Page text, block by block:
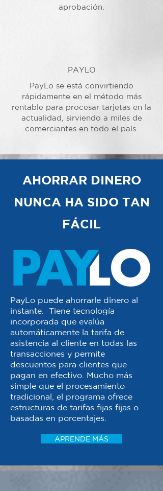
aprobación.
PAYLO
PayLo se está convirtiendo
rápidamente en el método más
rentable para procesar tarjetas en la
actualidad, sirviendo a miles de
comerciantes en todo el país.
AHORRAR DINERO
NUNCA HA SIDO TAN
FÁCIL
PayLo puede ahorrarle dinero al
instante. Tiene tecnología
incorporada que evalúa
automáticamente la tarifa de
asistencia al cliente en todas las
transacciones y permite
descuentos para clientes que
pagan en efectivo. Mucho más
simple que el procesamiento
tradicional, el programa ofrece
estructuras de tarifas fijas fijas o
basadas en porcentajes.
APRENDE MÁS